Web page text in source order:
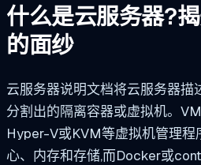
什么是云服务器?
的面纱
云服务器说明文档将云服务器描
分割出的隔离容器或虚拟机。
Hyper-V或KVM等虚拟机管理程
心、内存和存储,而Docker或